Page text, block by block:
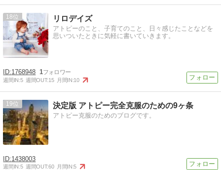
18 リロデイズ
アトピーのこと、子育てのこと、日々感じたことなどを
思いついたときに気軽に書いていきます。
1768948 1
週間IN:5 週間OUT:15 月間IN:10
19 決定版 アトピー完全克服のための9ヶ条
アトピー克服のためのブログです。
1438003
週間IN:5 週間OUT:60 月間IN:5